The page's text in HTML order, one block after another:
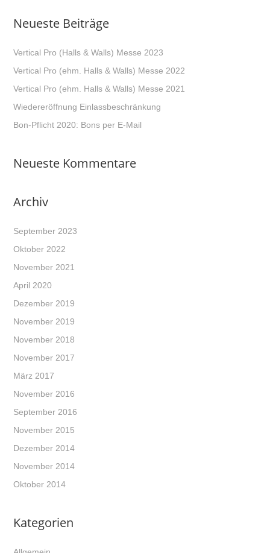
Neueste Beiträge
Vertical Pro (Halls & Walls) Messe 2023
Vertical Pro (ehm. Halls & Walls) Messe 2022
Vertical Pro (ehm. Halls & Walls) Messe 2021
Wiedereröffnung Einlassbeschränkung
Bon-Pflicht 2020: Bons per E-Mail
Neueste Kommentare
Archiv
September 2023
Oktober 2022
November 2021
April 2020
Dezember 2019
November 2019
November 2018
November 2017
März 2017
November 2016
September 2016
November 2015
Dezember 2014
November 2014
Oktober 2014
Kategorien